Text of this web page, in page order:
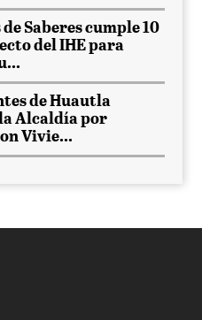
Saberes cumple 10
del IHE para
de Huautla
Alcaldía por
Vivie...